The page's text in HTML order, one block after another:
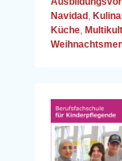
Navidad
Küche